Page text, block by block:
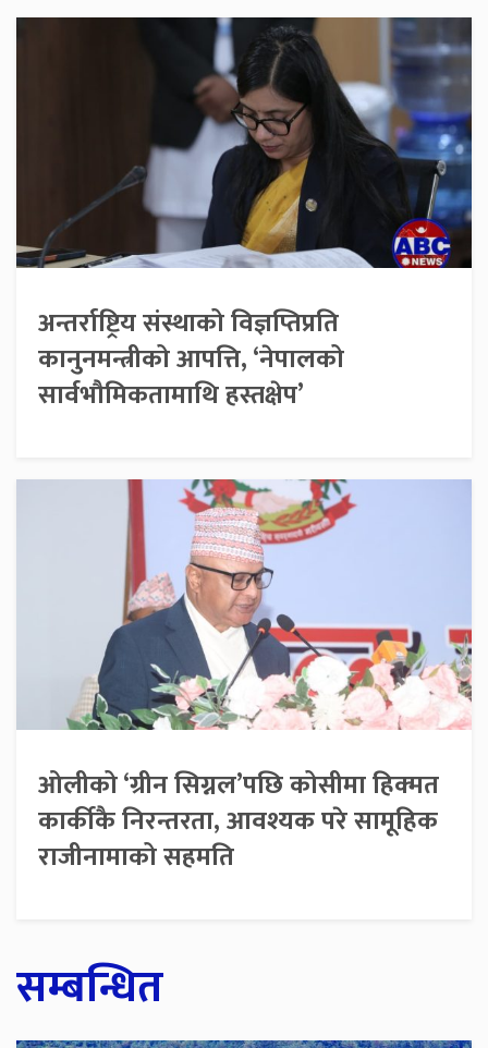
अन्तर्राष्ट्रिय संस्थाको विज्ञप्तिप्रति
कानुनमन्त्रीको आपत्ति, ‘नेपालको
सार्वभौमिकतामाथि हस्तक्षेप’
ओलीको ‘ग्रीन सिग्नल’पछि कोसीमा हिक्मत
कार्कीकै निरन्तरता, आवश्यक परे सामूहिक
राजीनामाको सहमति
सम्बन्धित